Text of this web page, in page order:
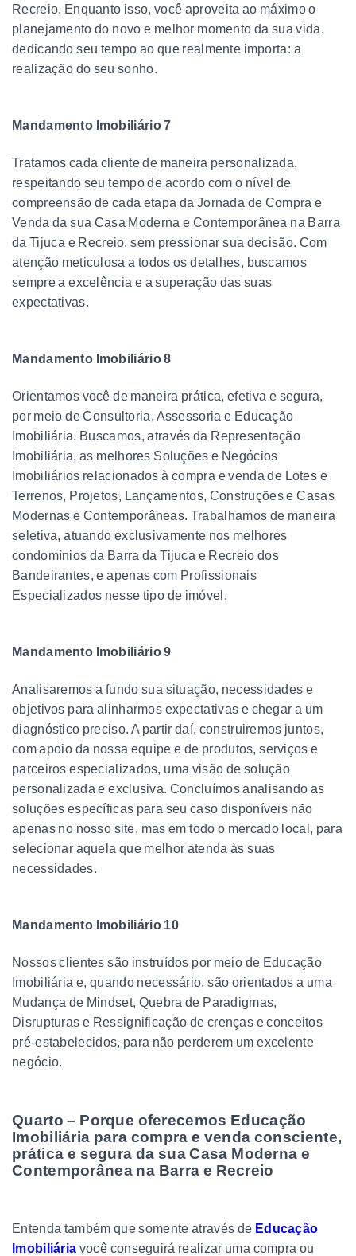
Recreio. Enquanto isso, você aproveita ao máximo o
planejamento do novo e melhor momento da sua vida,
dedicando seu tempo ao que realmente importa: a
realização do seu sonho.
Mandamento Imobiliário 7
Tratamos cada cliente de maneira personalizada,
respeitando seu tempo de acordo com o nível de
compreensão de cada etapa da Jornada de Compra e
Venda da sua Casa Moderna e Contemporânea na Barra
da Tijuca e Recreio, sem pressionar sua decisão. Com
atenção meticulosa a todos os detalhes, buscamos
sempre a excelência e a superação das suas
expectativas.
Mandamento Imobiliário 8
Orientamos você de maneira prática, efetiva e segura,
por meio de Consultoria, Assessoria e Educação
Imobiliária. Buscamos, através da Representação
Imobiliária, as melhores Soluções e Negócios
Imobiliários relacionados à compra e venda de Lotes e
Terrenos, Projetos, Lançamentos, Construções e Casas
Modernas e Contemporâneas. Trabalhamos de maneira
seletiva, atuando exclusivamente nos melhores
condomínios da Barra da Tijuca e Recreio dos
Bandeirantes, e apenas com Profissionais
Especializados nesse tipo de imóvel.
Mandamento Imobiliário 9
Analisaremos a fundo sua situação, necessidades e
objetivos para alinharmos expectativas e chegar a um
diagnóstico preciso. A partir daí, construiremos juntos,
com apoio da nossa equipe e de produtos, serviços e
parceiros especializados, uma visão de solução
personalizada e exclusiva. Concluímos analisando as
soluções específicas para seu caso disponíveis não
apenas no nosso site, mas em todo o mercado local, para
selecionar aquela que melhor atenda às suas
necessidades.
Mandamento Imobiliário 10
Nossos clientes são instruídos por meio de Educação
Imobiliária e, quando necessário, são orientados a uma
Mudança de Mindset, Quebra de Paradigmas,
Disrupturas e Ressignificação de crenças e conceitos
pré-estabelecidos, para não perderem um excelente
negócio.
Quarto – Porque oferecemos Educação
Imobiliária para compra e venda consciente,
prática e segura da sua Casa Moderna e
Contemporânea na Barra e Recreio
Entenda também que somente através de Educação
Imobiliária você conseguirá realizar uma compra ou